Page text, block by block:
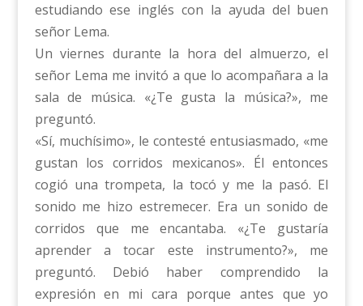
estudiando ese inglés con la ayuda del buen
señor Lema.
Un viernes durante la hora del almuerzo, el
señor Lema me invitó a que lo acompañara a la
sala de música. «¿Te gusta la música?», me
preguntó.
«Sí, muchísimo», le contesté entusiasmado, «me
gustan los corridos mexicanos». Él entonces
cogió una trompeta, la tocó y me la pasó. El
sonido me hizo estremecer. Era un sonido de
corridos que me encantaba. «¿Te gustaría
aprender a tocar este instrumento?», me
preguntó. Debió haber comprendido la
expresión en mi cara porque antes que yo